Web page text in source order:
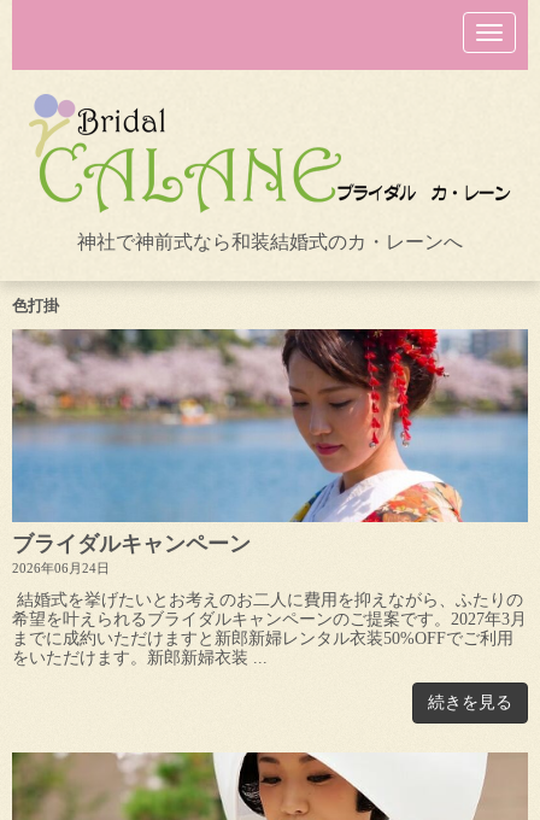
N
a
v
o
n
神社で神前式なら和装結婚式のカ・レーンへ
色打掛
ブライダルキャンペーン
2026年06月24日
結婚式を挙げたいとお考えのお二人に費用を抑えながら、ふたりの
希望を叶えられるブライダルキャンペーンのご提案です。2027年3月
までに成約いただけますと新郎新婦レンタル衣装50%OFFでご利用
をいただけます。新郎新婦衣装 ...
続きを見る